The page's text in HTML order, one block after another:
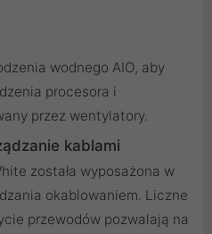
wodnego AIO, aby
procesora i
przez wentylatory.
kablami
została wyposażona w
okablowaniem. Liczne
przewodów pozwalają na